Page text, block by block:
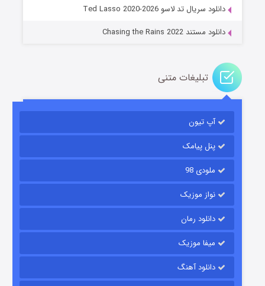
دانلود سریال تد لاسو Ted Lasso 2020-2026
دانلود مستند Chasing the Rains 2022
تبلیغات متنی
آپ تیون
پنل پیامک
ملودی 98
نواز موزیک
دانلود رمان
میفا موزیک
دانلود آهنگ